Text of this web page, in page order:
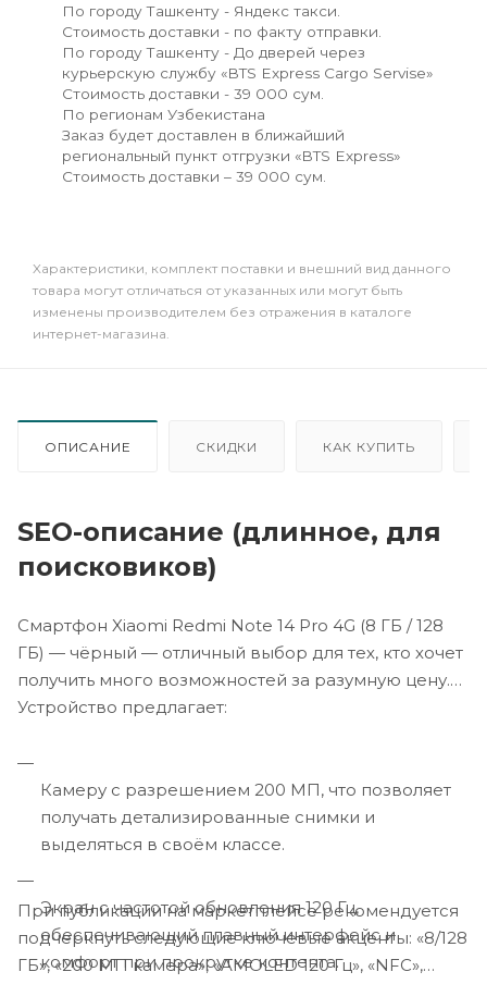
По городу Ташкенту - Яндекс такси.
Стоимость доставки - по факту отправки.
По городу Ташкенту - До дверей через
курьерскую службу «BTS Express Cargo Servise»
Стоимость доставки - 39 000 сум.
По регионам Узбекистана
Заказ будет доставлен в ближайший
региональный пункт отгрузки «BTS Express»
Стоимость доставки – 39 000 сум.
Xарактеристики, комплект поставки и внешний вид данного
товара могут отличаться от указанных или могут быть
изменены производителем без отражения в каталоге
интернет-магазина.
ОПИСАНИЕ СКИДКИ КАК КУПИТЬ
SEO-описание (длинное, для
поисковиков)
Смартфон Xiaomi Redmi Note 14 Pro 4G (8 ГБ / 128
ГБ) — чёрный — отличный выбор для тех, кто хочет
получить много возможностей за разумную цену.
Устройство предлагает:
Камеру с разрешением 200 МП, что позволяет
получать детализированные снимки и
выделяться в своём классе.
Экран с частотой обновления 120 Гц,
обеспечивающий плавный интерфейс и
комфорт при прокрутке контента.
При публикации на маркетплейсе рекомендуется
подчеркнуть следующие ключевые акценты: «8/128
ГБ», «200 МП камера», «AMOLED 120 Гц», «NFC»,